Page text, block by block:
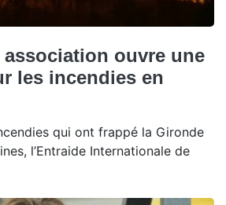
association ouvre une
les incendies en
qui ont frappé la Gironde
l’Entraide Internationale de